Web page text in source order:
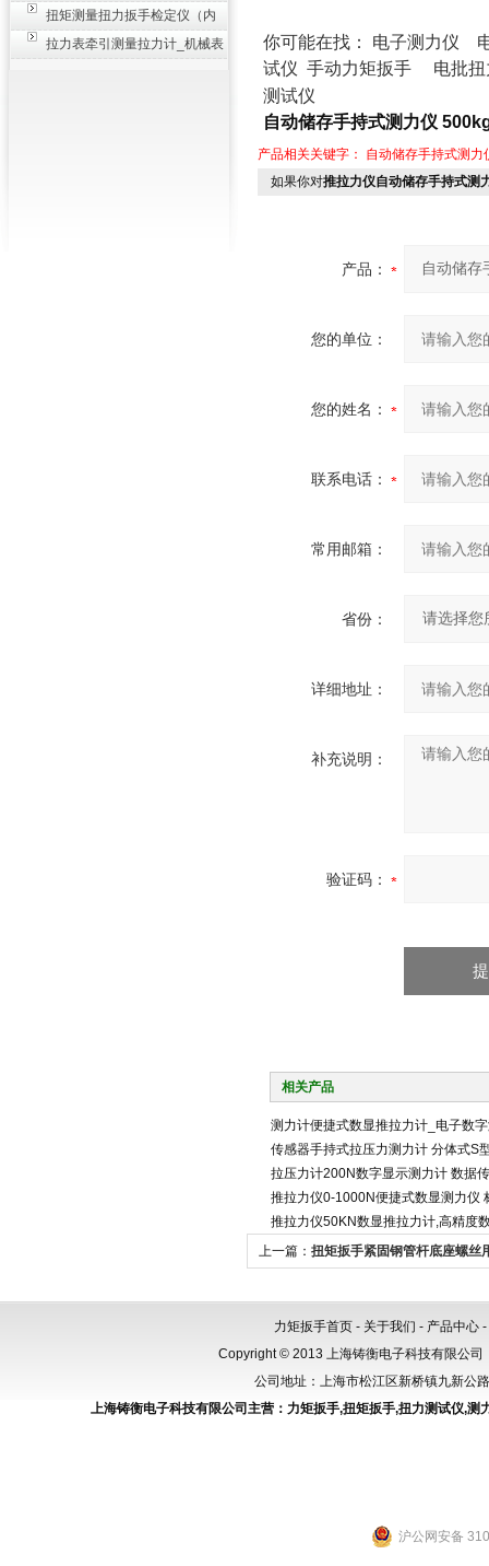
_3500牛米扭力倍力器仪
扭矩测量扭力扳手检定仪（内
置打印） 扭矩检验仪器
拉力表牵引测量拉力计_机械表
你可能在找： 电子测力仪
试仪 手动力矩扳手
电批
测试仪
自动储存手持式测力仪
产品相关关键字： 自动储存手持式测力
如果你对推拉力仪自动储存手持式测
产品：
您的单位：
您的姓名：
联系电话：
常用邮箱：
省份：
详细地址：
补充说明：
验证码：
相关产品
测力计便捷式数显推拉力计_电子数
传感器手持式拉压力测力计 分体式S
拉压力计200N数字显示测力计 数据
推拉力仪0-1000N便捷式数显测力仪
推拉力仪50KN数显推拉力计,高精度
上一篇： 扭矩扳手紧固钢管杆底座螺丝
力矩扳手首页 - 关于我们 - 产品中心 -
Copyright © 2013 上海铸衡电子科技有限公
公司地址：上海市松江区新桥镇九新
上海铸衡电子科技有限公司主营： 力矩扳手,扭矩扳手,扭力测试仪,测
沪公网安备